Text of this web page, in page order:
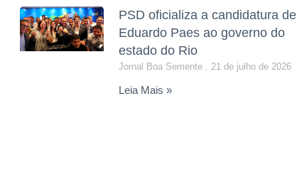
PSD oficializa a candidatura de
Eduardo Paes ao governo do
estado do Rio
Jornal Boa Semente 21 de julho de 2026
Leia Mais »